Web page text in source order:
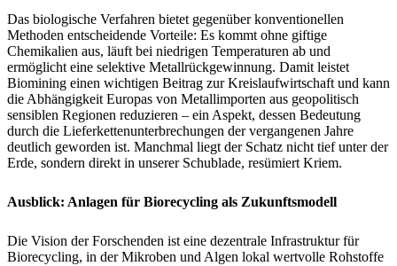
Das biologische Verfahren bietet gegenüber konventionellen
Methoden entscheidende Vorteile: Es kommt ohne giftige
Chemikalien aus, läuft bei niedrigen Temperaturen ab und
ermöglicht eine selektive Metallrückgewinnung. Damit leistet
Biomining einen wichtigen Beitrag zur Kreislaufwirtschaft und kann
die Abhängigkeit Europas von Metallimporten aus geopolitisch
sensiblen Regionen reduzieren – ein Aspekt, dessen Bedeutung
durch die Lieferkettenunterbrechungen der vergangenen Jahre
deutlich geworden ist. Manchmal liegt der Schatz nicht tief unter der
Erde, sondern direkt in unserer Schublade, resümiert Kriem.
Ausblick: Anlagen für Biorecycling als Zukunftsmodell
Die Vision der Forschenden ist eine dezentrale Infrastruktur für
Biorecycling, in der Mikroben und Algen lokal wertvolle Rohstoffe